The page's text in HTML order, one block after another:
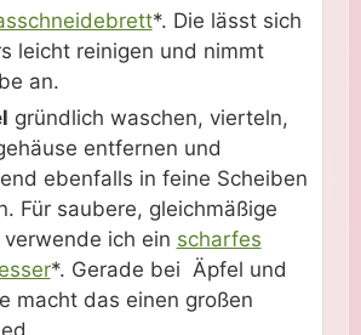
*. Die lässt sich
leicht reinigen und nimmt
an.
gründlich waschen, vierteln,
entfernen und
ebenfalls in feine Scheiben
Für saubere, gleichmäßige
verwende ich ein scharfes
*. Gerade bei Äpfel und
macht das einen großen